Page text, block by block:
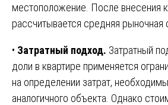
местоположение. После внесения
рассчитывается средняя рыночная
• Затратный подход. Затратный
доли в квартире применяется
на определении затрат,
аналогичного объекта. Однако